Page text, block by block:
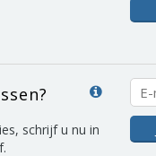
schrijf u nu in